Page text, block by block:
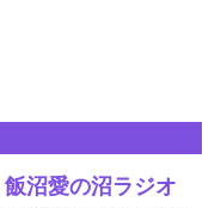
沼愛の沼ラジオ